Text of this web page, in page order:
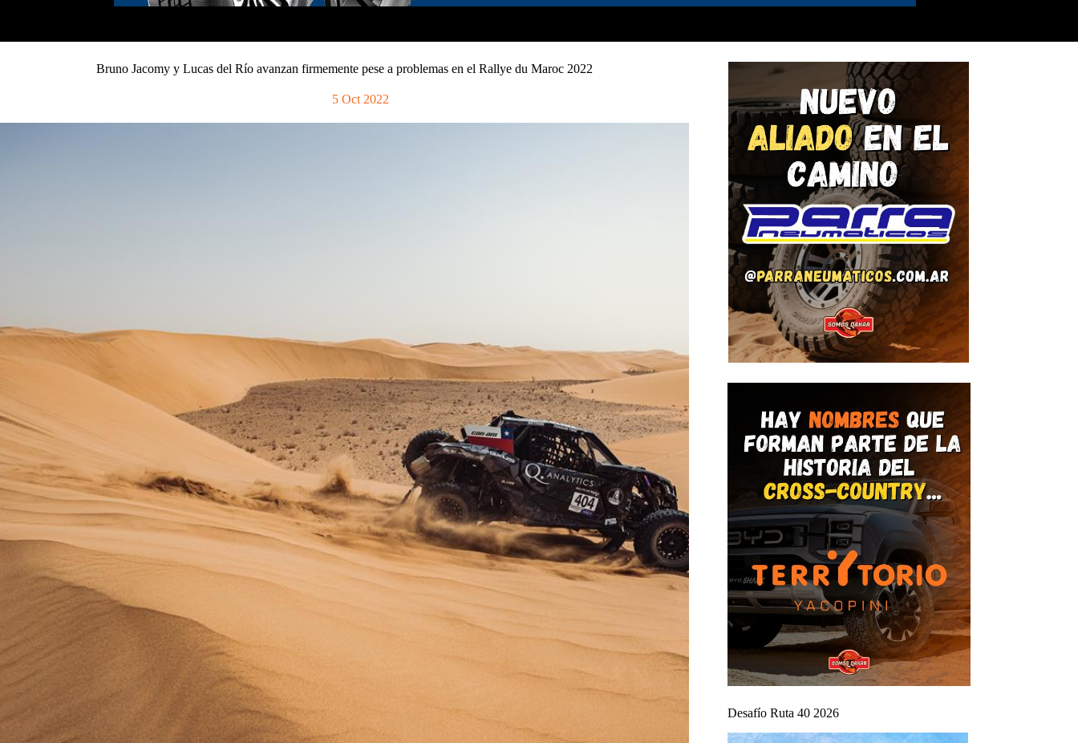
Bruno Jacomy y Lucas del Río avanzan firmemente pese a problemas en el Rallye du Maroc 2022
5 Oct 2022
Desafío Ruta 40 2026